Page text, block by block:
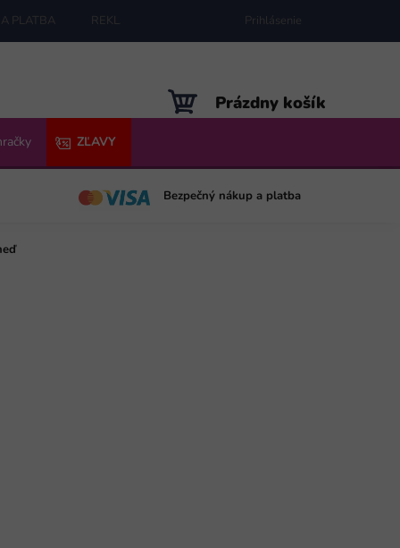
PLATBA REKLAMÁCIE MAPA SERVERU
Prihlásenie
NÁKUPNÝ
KOŠÍK
Prázdny košík
ZĽAVY
Bezpečný nákup a platba